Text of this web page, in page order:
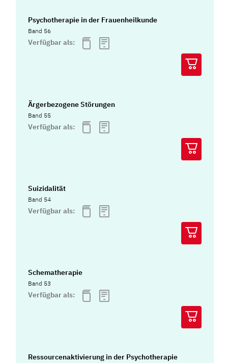
Psychotherapie in der Frauenheilkunde
Band 56
Verfügbar als:
Ärgerbezogene Störungen
Band 55
Verfügbar als:
Suizidalität
Band 54
Verfügbar als:
Schematherapie
Band 53
Verfügbar als:
Ressourcenaktivierung in der Psychotherapie